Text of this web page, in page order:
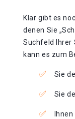
Klar gibt es
denen Sie
Suchfeld Ihrer
kann es zum
Sie
Sie